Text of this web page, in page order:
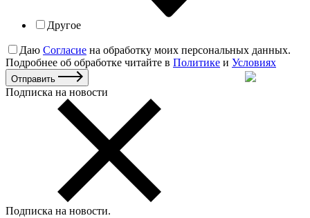
Другое
Даю Согласие на обработку моих персональных данных.
Подробнее об обработке читайте в Политике и Условиях
Отправить
Подписка на новости
Подписка на новости.